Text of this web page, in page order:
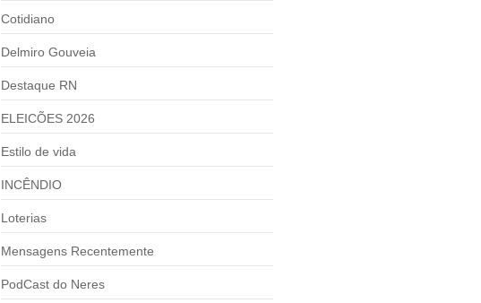
Cotidiano
Delmiro Gouveia
Destaque RN
ELEICÕES 2026
Estilo de vida
INCÊNDIO
Loterias
Mensagens Recentemente
PodCast do Neres